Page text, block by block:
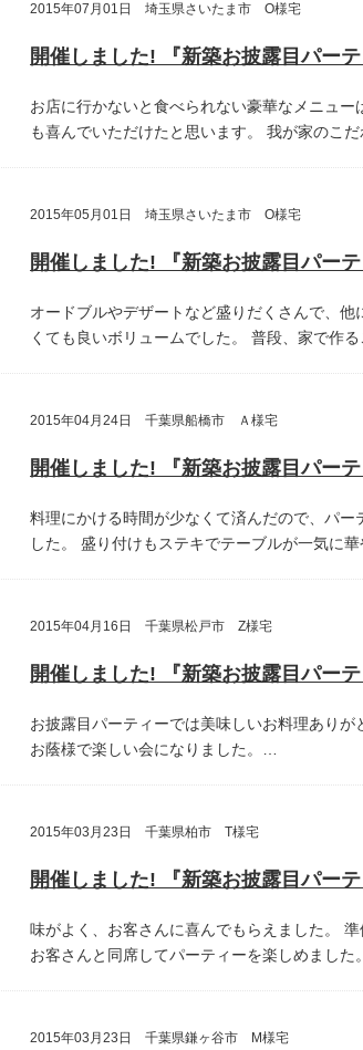
2015年07月01日 埼玉県さいたま市 O様宅
お店に行かないと食べられない豪華なメニュー
も喜んでいただけたと思います。
我が家のこ
2015年05月01日 埼玉県さいたま市 O様宅
オードブルやデザートなど盛りだくさんで、他
くても良いボリュームでした。
普段、家で作
2015年04月24日 千葉県船橋市 Ａ様宅
料理にかける時間が少なくて済んだので、パー
した。
盛り付けもステキでテーブルが一気に華
2015年04月16日 千葉県松戸市 Z様宅
お披露目パーティーでは美味しいお料理ありが
お蔭様で楽しい会になりました。…
2015年03月23日 千葉県柏市 T様宅
味がよく、お客さんに喜んでもらえました。
準
お客さんと同席してパーティーを楽しめました。
2015年03月23日 千葉県鎌ヶ谷市 M様宅